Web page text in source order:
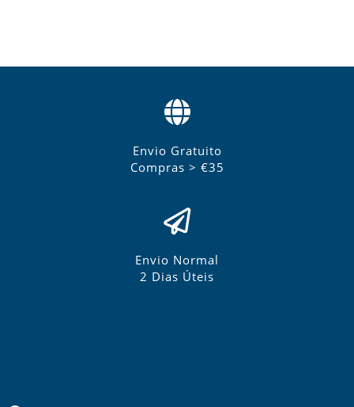
Envio Gratuito
Compras > €35
Envio Normal
2 Dias Úteis